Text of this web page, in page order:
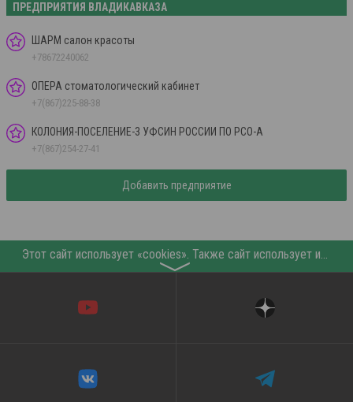
ПРЕДПРИЯТИЯ ВЛАДИКАВКАЗА
ШАРМ салон красоты
+78672240062
ОПЕРА стоматологический кабинет
+7(867)225-88-38
КОЛОНИЯ-ПОСЕЛЕНИЕ-3 УФСИН РОССИИ ПО РСО-А
+7(867)254-27-41
Добавить предприятие
Этот сайт использует «cookies». Также сайт использует интернет-сервис для сбора технических данных касательно посетителей с целью получения маркетинговой и статистической информации. Условия обработки данных посетителей сайта см.
〉